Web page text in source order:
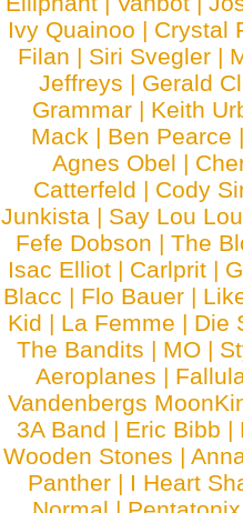
Ivy Quainoo | Crystal
Filan | Siri Svegler |
Jeffreys | Gerald
Grammar | Keith
Mack | Ben Pearce
Agnes Obel |
Catterfeld | Cody
Junkista | Say Lou Lou
Fefe Dobson | The
Isac Elliot | Carlprit |
Blacc | Flo Bauer |
Kid | La Femme | Die
The Bandits | MO |
Aeroplanes |
Vandenbergs
3A Band | Eric Bibb |
Wooden Stones |
Panther | I Heart